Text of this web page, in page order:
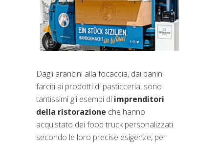
Dagli arancini alla focaccia, dai panini
farciti ai prodotti di pasticceria, sono
tantissimi gli esempi di imprenditori
della ristorazione che hanno
acquistato dei food truck personalizzati
secondo le loro precise esigenze, per